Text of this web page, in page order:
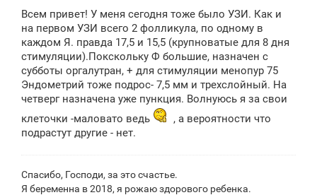
б
щ
н
и
е
Всем привет! У меня сегодня тоже было УЗИ. Как и
на первом УЗИ всего 2 фолликула, по одному в
каждом Я. правда 17,5 и 15,5 (крупноватые для 8 дня
стимуляции).Покскольку Ф большие, назначен с
субботы оргалутран, + для стимуляции менопур 75
Эндометрий тоже подрос- 7,5 мм и трехслойный. На
четверг назначена уже пункция. Волнуюсь я за свои
клеточки -маловато ведь
, а вероятности что
подрастут другие - нет.
Спасибо, Господи, за это счастье.
Я беременна в 2018, я рожаю здорового ребенка.